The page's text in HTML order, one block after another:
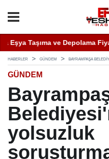
Hizmet İçin Bilinmesi
20:05 ┋ Semra Eyüpoğlu Zafer
HABERLER GÜNDEM BAYRAMPAŞA
GÜNDEM
yolsuzluk